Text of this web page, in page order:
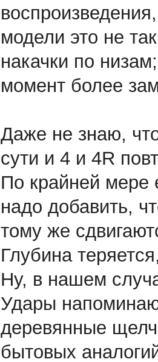
модели это не
накачки по
момент более
Даже не знаю,
сути и 4 и 4R
По крайней мере
надо добавить,
тому же
Глубина
Ну, в нашем
Удары
деревянные
бытовых